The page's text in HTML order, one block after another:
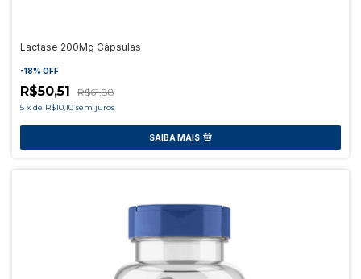
Lactase 200Mg Cápsulas
-18% OFF
R$50,51 R$61,88
5 x de R$10,10 sem juros
SAIBA MAIS